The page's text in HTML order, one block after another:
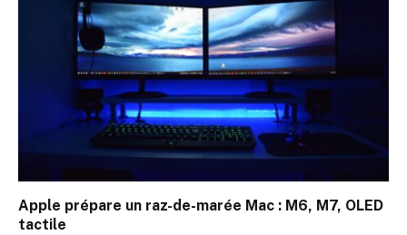
Apple prépare un raz-de-marée Mac : M6, M7, OLED
tactile